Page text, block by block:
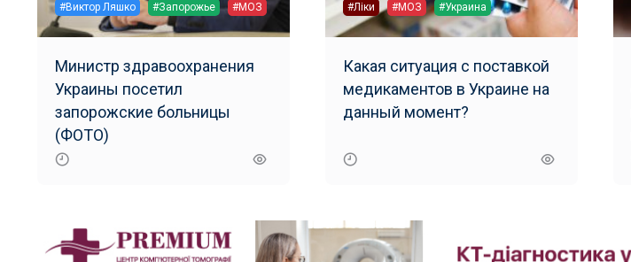
#Виктор Ляшко #Запорожье #МОЗ
Министр здравоохранения
Украины посетил
запорожские больницы
(ФОТО)
#Ліки #МОЗ #Украина
Какая ситуация с поставкой
медикаментов в Украине на
данный момент?